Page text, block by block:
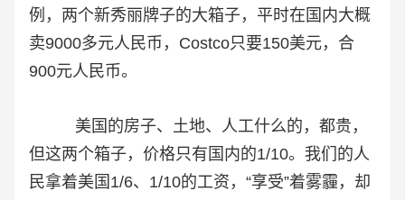
例，两个新秀丽牌子的大箱子，平时在国内大概
卖9000多元人民币，Costco只要150美元，合
900元人民币。
美国的房子、土地、人工什么的，都贵，
但这两个箱子，价格只有国内的1/10。我们的人
民拿着美国1/6、1/10的工资，“享受”着雾霾，却